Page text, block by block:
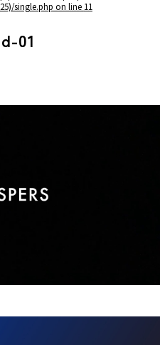
single.php on line 11
01